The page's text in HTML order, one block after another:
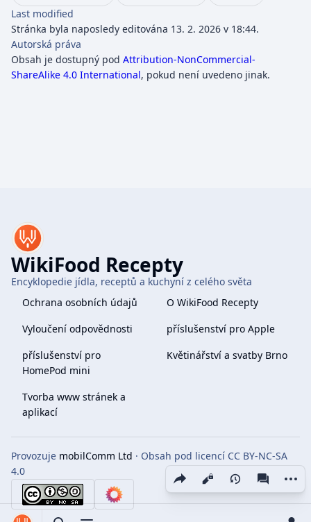
Share this page
Zobrazení
Last modified
Stránka byla naposledy editována 13. 2. 2026 v 18:44.
Autorská práva
Obsah je dostupný pod Attribution-NonCommercial-
ShareAlike 4.0 International, pokud není uvedeno jinak.
WikiFood Recepty
Encyklopedie jídla, receptů a kuchyní z celého světa
Ochrana osobních údajů
O WikiFood Recepty
Vyloučení odpovědnosti
příslušenství pro Apple
příslušenství pro
HomePod mini
Květinářství a svatby Brno
Tvorba www stránek a
aplikací
Provozuje mobilComm Ltd · Obsah pod licencí CC BY-NC-SA
4.0